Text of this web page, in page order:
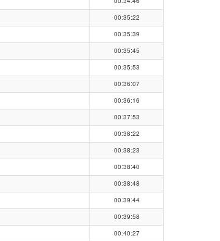
00:35:22
00:35:39
00:35:45
00:35:53
00:36:07
00:36:16
00:37:53
00:38:22
00:38:23
00:38:40
00:38:48
00:39:44
00:39:58
00:40:27